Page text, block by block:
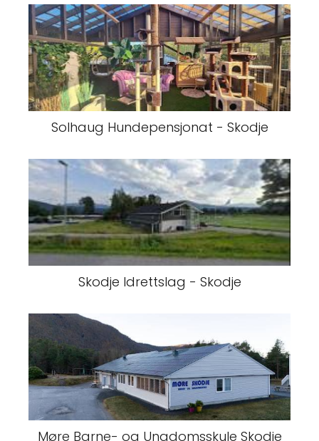
Solhaug Hundepensjonat - Skodje
Skodje Idrettslag - Skodje
Møre Barne- og Ungdomsskule Skodje